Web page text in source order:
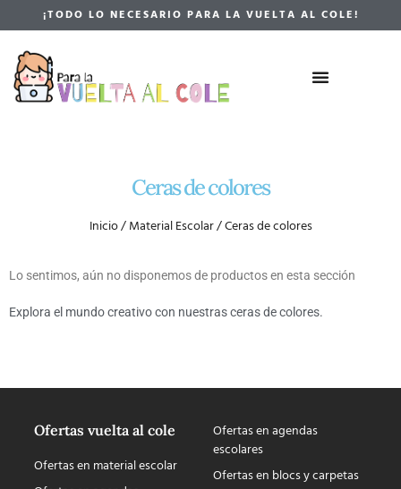
¡TODO LO NECESARIO PARA LA VUELTA AL COLE!
Ceras de colores
Inicio/Material Escolar/ Ceras de colores
Lo sentimos, aún no disponemos de productos en esta sección
Explora el mundo creativo con nuestras ceras de colores.
Ofertas vuelta al cole
Ofertas en material escolar
Ofertas en agendas
escolares
Ofertas en blocs y carpetas